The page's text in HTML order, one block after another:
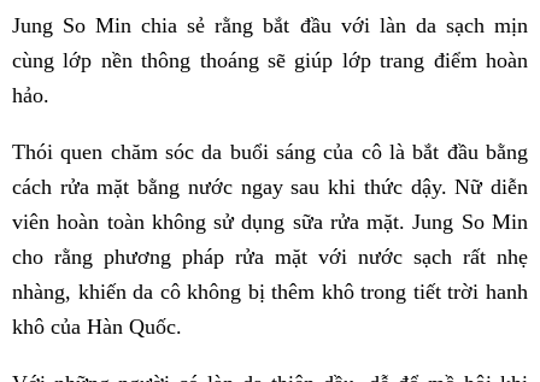
Jung So Min chia sẻ rằng bắt đầu với làn da sạch mịn
cùng lớp nền thông thoáng sẽ giúp lớp trang điểm hoàn
hảo.
Thói quen chăm sóc da buổi sáng của cô là bắt đầu bằng
cách rửa mặt bằng nước ngay sau khi thức dậy. Nữ diễn
viên hoàn toàn không sử dụng sữa rửa mặt. Jung So Min
cho rằng phương pháp rửa mặt với nước sạch rất nhẹ
nhàng, khiến da cô không bị thêm khô trong tiết trời hanh
khô của Hàn Quốc.